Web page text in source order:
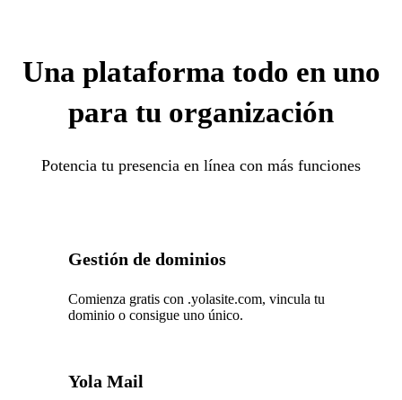
Una plataforma todo en uno
para tu organización
Potencia tu presencia en línea con más funciones
Gestión de dominios
Comienza gratis con .yolasite.com, vincula tu
dominio o consigue uno único.
Yola Mail